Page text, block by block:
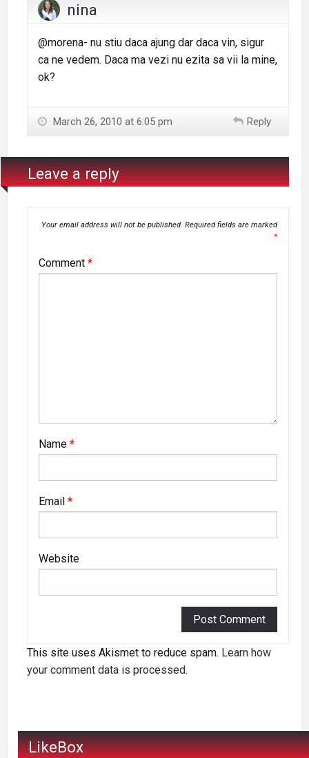
nina
@morena- nu stiu daca ajung dar daca vin, sigur
ca ne vedem. Daca ma vezi nu ezita sa vii la mine,
ok?
March 26, 2010 at 6:05 pm Reply
Leave a reply
Your email address will not be published. Required fields are marked
*
Comment *
Name *
Email *
Website
This site uses Akismet to reduce spam. Learn how
your comment data is processed.
LikeBox